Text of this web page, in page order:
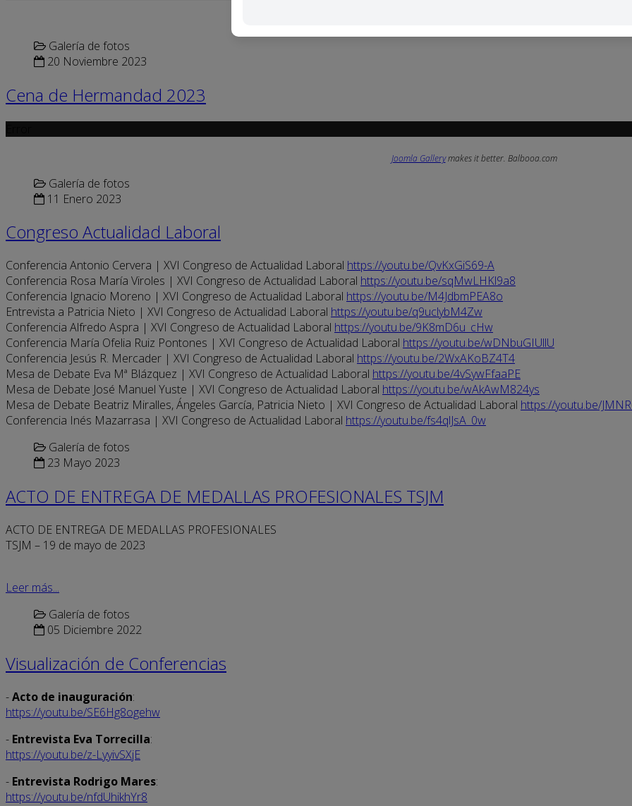
Galería de fotos
20 Noviembre 2023
Cena de Hermandad 2023
Joomla Gallerymakes it better. Balbooa.com
Galería de fotos
11 Enero 2023
Congreso Actualidad Laboral
Conferencia Antonio Cervera | XVI Congreso de Actualidad Laboral https://youtu.be/QvKxGiS69-A
Conferencia Rosa María Viroles | XVI Congreso de Actualidad Laboral https://youtu.be/sqMwLHKl9a8
Conferencia Ignacio Moreno | XVI Congreso de Actualidad Laboral https://youtu.be/M4JdbmPEA8o
Entrevista a Patricia Nieto | XVI Congreso de Actualidad Laboral https://youtu.be/q9uclybM4Zw
Conferencia Alfredo Aspra | XVI Congreso de Actualidad Laboral https://youtu.be/9K8mD6u_cHw
Conferencia María Ofelia Ruiz Pontones | XVI Congreso de Actualidad Laboral https://youtu.be/wDNbuGIUllU
Conferencia Jesús R. Mercader | XVI Congreso de Actualidad Laboral https://youtu.be/2WxAKoBZ4T4
Mesa de Debate Eva Mª Blázquez | XVI Congreso de Actualidad Laboral https://youtu.be/4vSywFfaaPE
Mesa de Debate José Manuel Yuste | XVI Congreso de Actualidad Laboral https://youtu.be/wAkAwM824ys
Mesa de Debate Beatriz Miralles, Ángeles García, Patricia Nieto | XVI Congreso de Actualidad Laboral https://youtu.be/
Conferencia Inés Mazarrasa | XVI Congreso de Actualidad Laboral https://youtu.be/fs4qlJsA_0w
Galería de fotos
23 Mayo 2023
ACTO DE ENTREGA DE MEDALLAS PROFESIONALES TSJM
ACTO DE ENTREGA DE MEDALLAS PROFESIONALES
TSJM – 19 de mayo de 2023
Leer más...
Galería de fotos
05 Diciembre 2022
Visualización de Conferencias
-Acto de inauguración:
https://youtu.be/SE6Hg8ogehw
- Entrevista Eva Torrecilla:
https://youtu.be/z-LyyivSXjE
- Entrevista Rodrigo Mares:
https://youtu.be/nfdUhikhYr8